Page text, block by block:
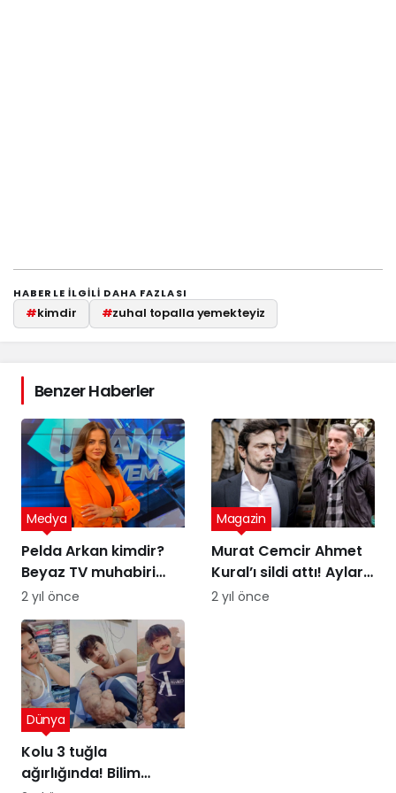
HABERLE ILGILI DAHA FAZLASI
#kimdir #zuhal topalla yemekteyiz
Benzer Haberler
Pelda Arkan kimdir?
Beyaz TV muhabiri
Pelda Arkan kaç
yaşında, nereli?
Medya
2 yıl önce
Murat Cemcir Ahmet
Kural’ı sildi attı! Aylar
sonra samimi
Magazin
2 yıl önce
Kolu 3 tuğla
ağırlığında! Bilim
Dünya